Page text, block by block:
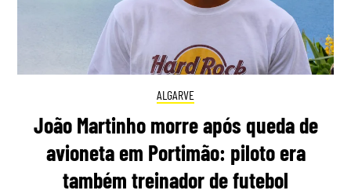
ALGARVE
João Martinho morre após queda de
avioneta em Portimão: piloto era
também treinador de futebol